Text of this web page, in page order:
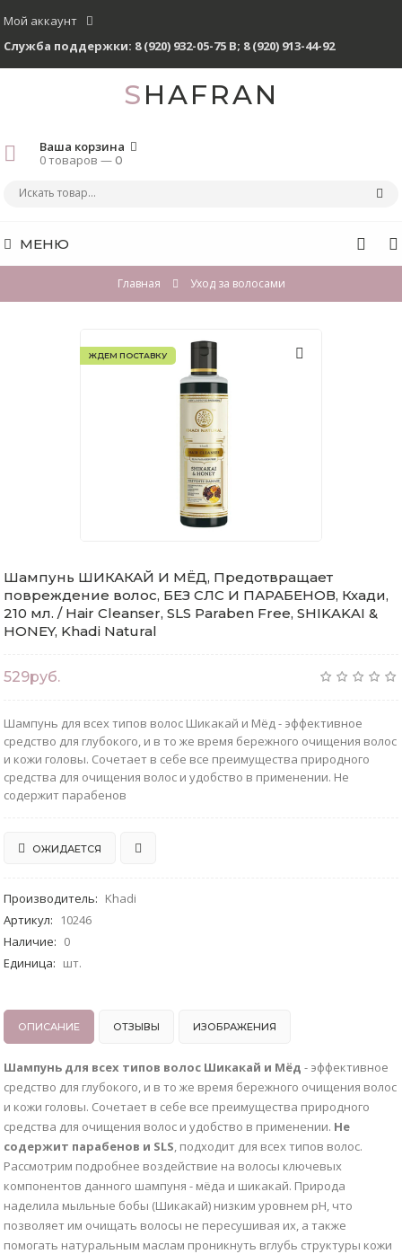
Мой аккаунт
Служба поддержки: 8 (920) 932-05-75 В; 8 (920) 913-44-92
SHAFRAN
Ваша корзина
0 товаров —0
МЕНЮ
Главная Уход за волосами
ЖДЕМ ПОСТАВКУ
Шампунь ШИКАКАЙ И МЁД, Предотвращает
повреждение волос, БЕЗ СЛС И ПАРАБЕНОВ, Кхади,
210 мл. / Hair Cleanser, SLS Paraben Free, SHIKAKAI &
HONEY, Khadi Natural
529руб.
Шампунь для всех типов волос Шикакай и Мёд - эффективное
средство для глубокого, и в то же время бережного очищения волос
и кожи головы. Сочетает в себе все преимущества природного
средства для очищения волос и удобство в применении. Не
содержит парабенов
ОЖИДАЕТСЯ
Производитель: Khadi
Артикул:
10246
Наличие: 0
Единица: шт.
ОПИСАНИЕ ОТЗЫВЫ ИЗОБРАЖЕНИЯ
Шампунь для всех типов волос Шикакай и Мёд - эффективное
средство для глубокого, и в то же время бережного очищения волос
и кожи головы. Сочетает в себе все преимущества природного
средства для очищения волос и удобство в применении. Не
содержит парабенов и SLS , подходит для всех типов волос.
Рассмотрим подробнее воздействие на волосы ключевых
компонентов данного шампуня - мёда и шикакай. Природа
наделила мыльные бобы (Шикакай) низким уровнем pH, что
позволяет им очищать волосы не пересушивая их, а также
помогать натуральным маслам проникнуть вглубь структуры кожи